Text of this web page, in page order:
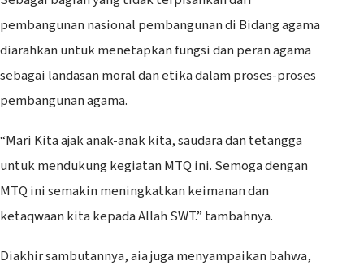
pembangunan nasional pembangunan di Bidang agama
diarahkan untuk menetapkan fungsi dan peran agama
sebagai landasan moral dan etika dalam proses-proses
pembangunan agama.
“Mari Kita ajak anak-anak kita, saudara dan tetangga
untuk mendukung kegiatan MTQ ini. Semoga dengan
MTQ ini semakin meningkatkan keimanan dan
ketaqwaan kita kepada Allah SWT.” tambahnya.
Diakhir sambutannya, aia juga menyampaikan bahwa,